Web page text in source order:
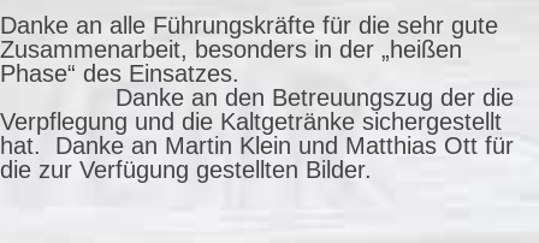
Danke an alle Führungskräfte für die sehr gute
Zusammenarbeit, besonders in der „heißen
Phase“ des Einsatzes.
Danke an den Betreuungszug der die
Verpflegung und die Kaltgetränke sichergestellt
hat. Danke an Martin Klein und Matthias Ott für
die zur Verfügung gestellten Bilder.